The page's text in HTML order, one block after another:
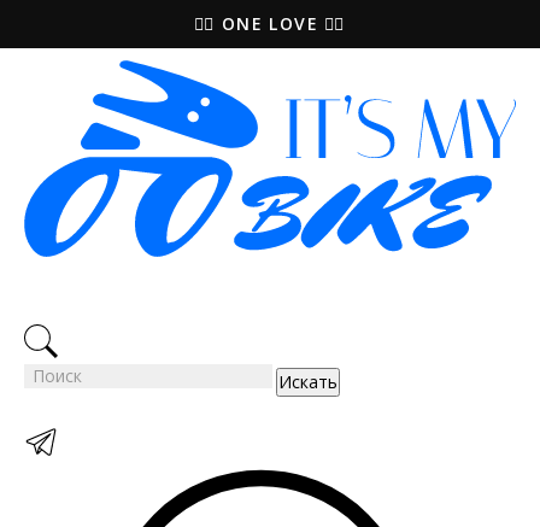
🚵‍♀️ ONE LOVE 🚴‍♀️
Искать